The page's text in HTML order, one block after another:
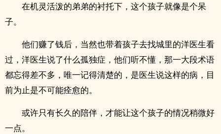
在机灵活泼的弟弟的衬托下，这个孩子就像是个呆
子。
他们赚了钱后，当然也带着孩子去找城里的洋医生看
过，洋医生说了什么孤独症，他们听不懂，那一大段术语
都忘得差不多，唯一记得清楚的，是医生说这样的病，目
前为止是不可能痊愈的。
或许只有长久的陪伴，才能让这个孩子的情况稍微好
一点。